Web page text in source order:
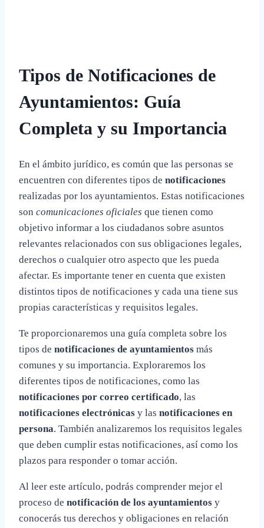
Tipos de Notificaciones de
Ayuntamientos: Guía
Completa y su Importancia
En el ámbito jurídico, es común que las personas se
encuentren con diferentes tipos de notificaciones
realizadas por los ayuntamientos. Estas notificaciones
son comunicaciones oficiales que tienen como
objetivo informar a los ciudadanos sobre asuntos
relevantes relacionados con sus obligaciones legales,
derechos o cualquier otro aspecto que les pueda
afectar. Es importante tener en cuenta que existen
distintos tipos de notificaciones y cada una tiene sus
propias características y requisitos legales.
Te proporcionaremos una guía completa sobre los
tipos de notificaciones de ayuntamientos más
comunes y su importancia. Exploraremos los
diferentes tipos de notificaciones, como las
notificaciones por correo certificado, las
notificaciones electrónicas y las notificaciones en
persona. También analizaremos los requisitos legales
que deben cumplir estas notificaciones, así como los
plazos para responder o tomar acción.
Al leer este artículo, podrás comprender mejor el
proceso de notificación de los ayuntamientos y
conocerás tus derechos y obligaciones en relación